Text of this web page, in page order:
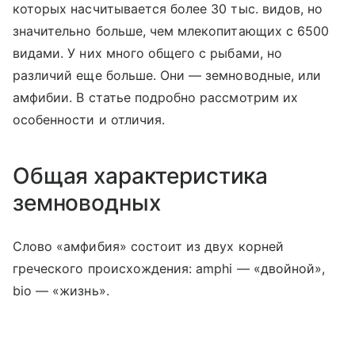
которых насчитывается более 30 тыс. видов, но
значительно больше, чем млекопитающих с 6500
видами. У них много общего с рыбами, но
различий еще больше. Они — земноводные, или
амфибии. В статье подробно рассмотрим их
особенности и отличия.
Общая характеристика
земноводных
Слово «амфибия» состоит из двух корней
греческого происхождения: amphi — «двойной»,
bio — «жизнь».